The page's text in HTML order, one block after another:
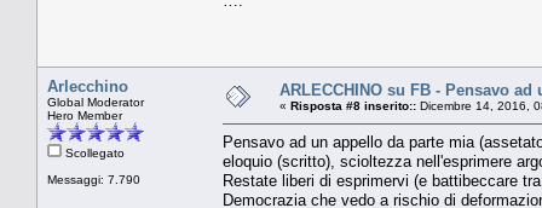
Arlecchino
Global Moderator
Hero Member
Scollegato
Messaggi: 7.790
ARLECCHINO su FB - Pensavo
« Risposta #8 inserito:: Dicembre 14, 2016,
Pensavo ad un appello da parte mia
eloquio (scritto), scioltezza nell'esprimere
Restate liberi di esprimervi (e battibeccare
Democrazia che vedo a rischio di